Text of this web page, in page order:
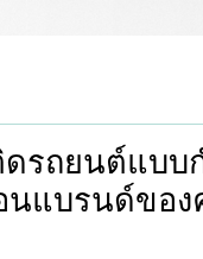
รถยนต์แบบ
นแบรนด์ขอ